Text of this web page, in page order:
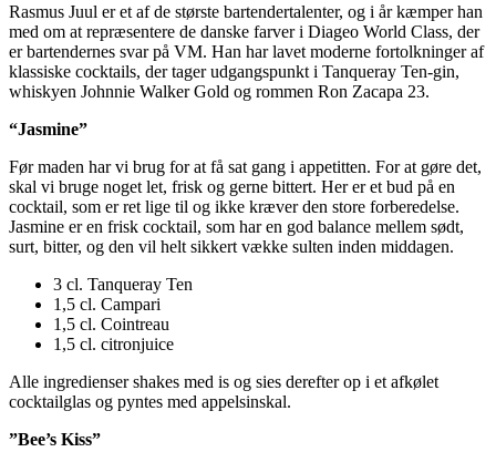
Rasmus Juul er et af de største bartendertalenter, og i år kæmper han
med om at repræsentere de danske farver i Diageo World Class, der
er bartendernes svar på VM. Han har lavet moderne fortolkninger af
klassiske cocktails, der tager udgangspunkt i Tanqueray Ten-gin,
whiskyen Johnnie Walker Gold og rommen Ron Zacapa 23.
“Jasmine”
Før maden har vi brug for at få sat gang i appetitten. For at gøre det,
skal vi bruge noget let, frisk og gerne bittert. Her er et bud på en
cocktail, som er ret lige til og ikke kræver den store forberedelse.
Jasmine er en frisk cocktail, som har en god balance mellem sødt,
surt, bitter, og den vil helt sikkert vække sulten inden middagen.
3 cl. Tanqueray Ten
1,5 cl. Campari
1,5 cl. Cointreau
1,5 cl. citronjuice
Alle ingredienser shakes med is og sies derefter op i et afkølet
cocktailglas og pyntes med appelsinskal.
”Bee’s Kiss”